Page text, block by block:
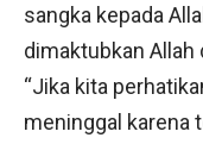
sangka kepada
dimaktubkan
“Jika kita
meninggal karena